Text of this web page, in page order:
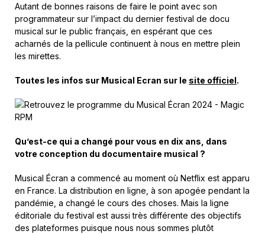
Autant de bonnes raisons de faire le point avec son
programmateur sur l’impact du dernier festival de docu
musical sur le public français, en espérant que ces
acharnés de la pellicule continuent à nous en mettre plein
les mirettes.
Toutes les infos sur Musical Ecran sur le site officiel.
Qu’est-ce qui a changé pour vous en dix ans, dans
votre conception du documentaire musical ?
Musical Écran a commencé au moment où Netflix est apparu
en France. La distribution en ligne, à son apogée pendant la
pandémie, a changé le cours des choses. Mais la ligne
éditoriale du festival est aussi très différente des objectifs
des plateformes puisque nous nous sommes plutôt